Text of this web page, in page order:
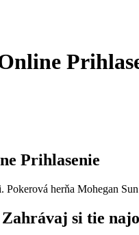
Prihlasenie
herňa Mohegan
si tie